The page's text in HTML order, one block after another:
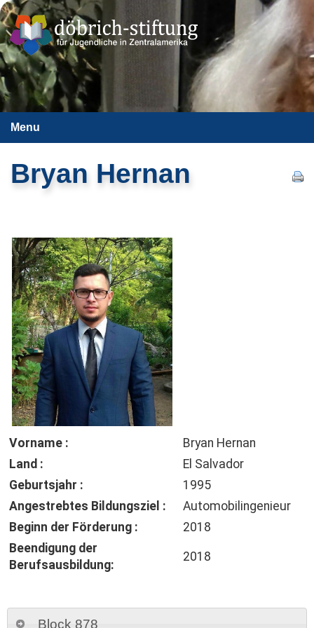
Menu
Bryan Hernan
Vorname :
Bryan Hernan
Land :
El Salvador
Geburtsjahr :
1995
Angestrebtes Bildungsziel :
Automobilingenieur
Beginn der Förderung :
2018
Beendigung der
Berufsausbildung:
2018
Block 878